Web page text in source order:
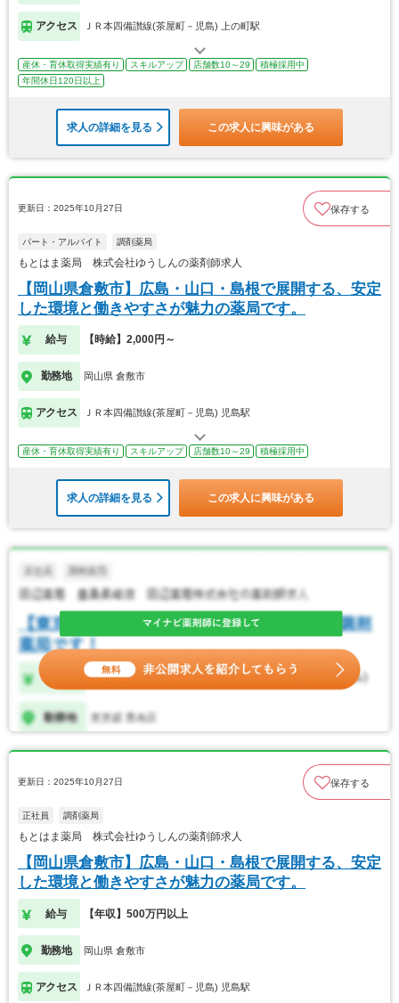
アクセス ＪＲ本四備讃線(茶屋町－児島) 上の町駅
産休・育休取得実績有り スキルアップ 店舗数10～29
積極採用中
年間休日120日以上
求人の詳細を見る この求人に興味がある
更新日：2025年10月27日 保存する
パート・アルバイト 調剤薬局
もとはま薬局 株式会社ゆうしんの薬剤師求人
【岡山県倉敷市】広島・山口・島根で展開する、安定
した環境と働きやすさが魅力の薬局です。
給与 【時給】2,000円～
勤務地 岡山県 倉敷市
アクセス ＪＲ本四備讃線(茶屋町－児島) 児島駅
産休・育休取得実績有り スキルアップ 店舗数10～29 積極採用中
求人の詳細を見る この求人に興味がある
更新日：2025年10月27日 保存する
正社員 調剤薬局
もとはま薬局 株式会社ゆうしんの薬剤師求人
【岡山県倉敷市】広島・山口・島根で展開する、安定
した環境と働きやすさが魅力の薬局です。
給与 【年収】500万円以上
勤務地 岡山県 倉敷市
アクセス ＪＲ本四備讃線(茶屋町－児島) 児島駅